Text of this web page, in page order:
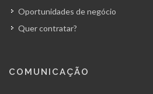
Oportunidades de negócio
Quer contratar?
COMUNICAÇÃO